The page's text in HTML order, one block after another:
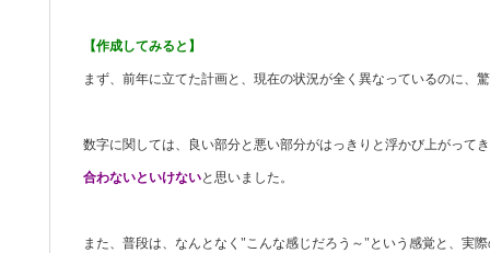
【作成してみると】
まず、前年に立てた計画と、現在の状況が全く異なっているのに、
数字に関しては、良い部分と悪い部分がはっきりと浮かび上がって
合わないといけないと思いました。
また、普段は、なんとなく"こんな感じだろう～"という感覚と、実